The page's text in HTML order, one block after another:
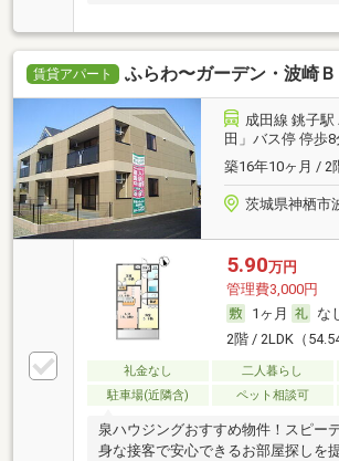
賃貸アパート ふらわ〜ガーデン・波崎Ｂ
成田線 銚子
田」バス停 停歩8
築16年10ヶ月 / 2
茨城県神栖市
5.90万円
管理費3,000円
1ヶ月
な
2階 / 2LDK（
礼金なし 二人暮らし
駐車場(近隣含)
ペット相談可
泉ハウジングおすすめ物件！スピー
身な接客で安心できるお部屋探しを